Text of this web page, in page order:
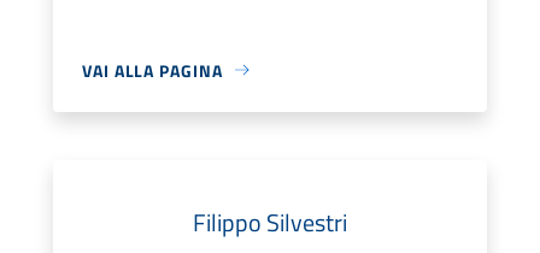
VAI ALLA PAGINA
Filippo Silvestri